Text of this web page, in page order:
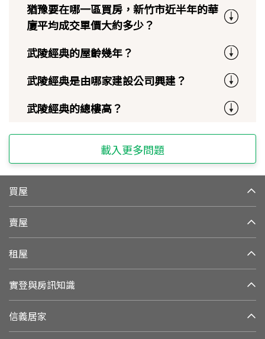
猶豫要在哪一區買房，新竹市近半年的華
廈平均成交單價大約多少？
武陵經典的屋齡幾年？
武陵經典是由哪家建設公司興建？
武陵經典的總樓高？
載入更多問題
買屋
賣屋
租屋
實登與房訊知識
信義居家